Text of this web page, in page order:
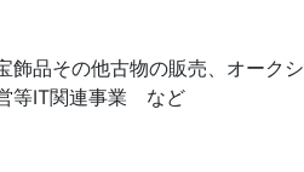
飾品その他古物の販売、オーク
等IT関連事業 など